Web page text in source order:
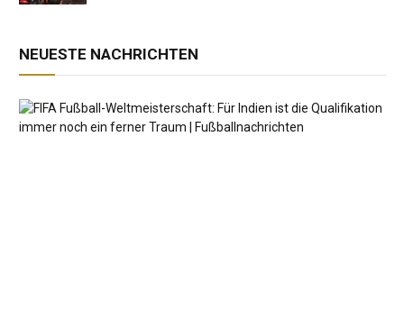
NEUESTE NACHRICHTEN